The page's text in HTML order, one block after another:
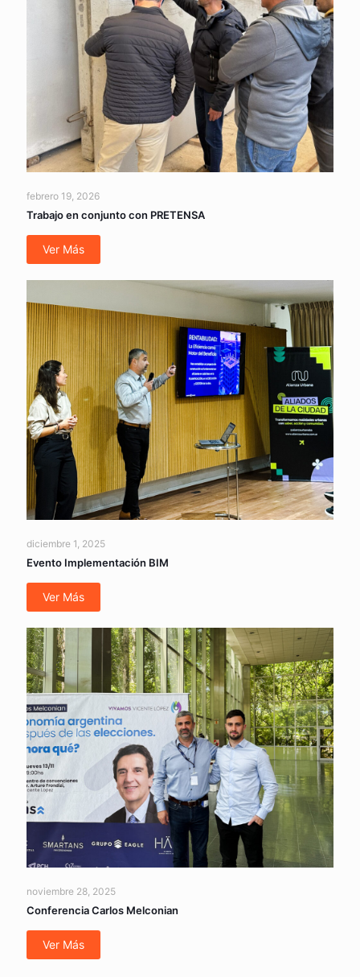
febrero 19, 2026
Trabajo en conjunto con PRETENSA
Ver Más
diciembre 1, 2025
Evento Implementación BIM
Ver Más
noviembre 28, 2025
Conferencia Carlos Melconian
Ver Más